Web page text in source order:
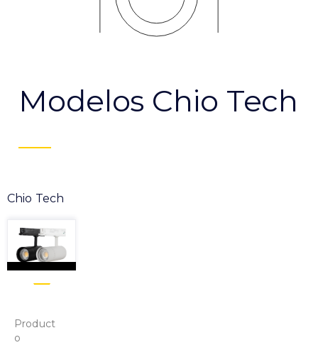
Modelos Chio Tech
Chio Tech
Product
o